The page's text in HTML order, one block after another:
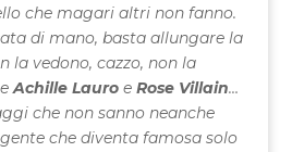
che magari altri non fanno.
di mano, basta allungare la
la vedono, cazzo, non la
Achille Lauroe Rose Villain…
che non sanno neanche
che diventa famosa solo